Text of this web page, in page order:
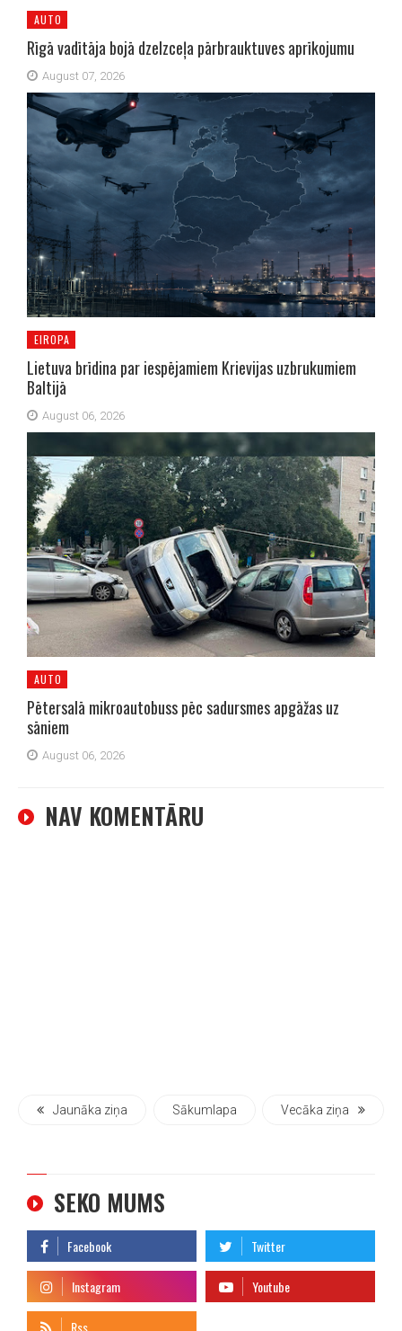
AUTO
Rīgā vadītāja bojā dzelzceļa pārbrauktuves aprīkojumu
August 07, 2026
EIROPA
Lietuva brīdina par iespējamiem Krievijas uzbrukumiem
Baltijā
August 06, 2026
AUTO
Pētersalā mikroautobuss pēc sadursmes apgāžas uz
sāniem
August 06, 2026
NAV KOMENTĀRU
Jaunāka ziņa Sākumlapa Vecāka ziņa
SEKO MUMS